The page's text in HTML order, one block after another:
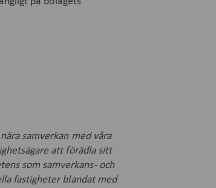
samverkan med våra
att förädla sitt
som samverkans- och
fastigheter blandat med